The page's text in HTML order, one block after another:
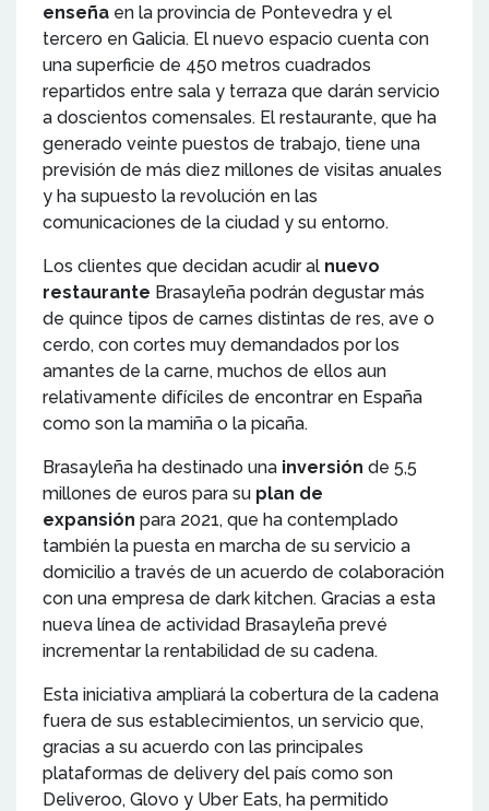
enseña en la provincia de Pontevedra y el
tercero en Galicia. El nuevo espacio cuenta con
una superficie de 450 metros cuadrados
repartidos entre sala y terraza que darán servicio
a doscientos comensales. El restaurante, que ha
generado veinte puestos de trabajo, tiene una
previsión de más diez millones de visitas anuales
y ha supuesto la revolución en las
comunicaciones de la ciudad y su entorno.
Los clientes que decidan acudir al nuevo
restaurante Brasayleña podrán degustar más
de quince tipos de carnes distintas de res, ave o
cerdo, con cortes muy demandados por los
amantes de la carne, muchos de ellos aun
relativamente difíciles de encontrar en España
como son la mamiña o la picaña.
Brasayleña ha destinado una inversión de 5,5
millones de euros para su plan de
expansión para 2021, que ha contemplado
también la puesta en marcha de su servicio a
domicilio a través de un acuerdo de colaboración
con una empresa de dark kitchen. Gracias a esta
nueva línea de actividad Brasayleña prevé
incrementar la rentabilidad de su cadena.
Esta iniciativa ampliará la cobertura de la cadena
fuera de sus establecimientos, un servicio que,
gracias a su acuerdo con las principales
plataformas de delivery del país como son
Deliveroo, Glovo y Uber Eats, ha permitido